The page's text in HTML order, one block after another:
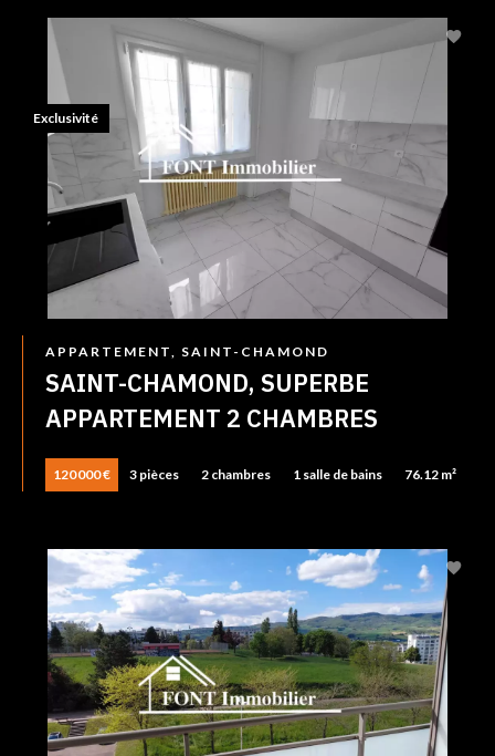
APPARTEMENT, SAINT-CHAMOND
SAINT-CHAMOND, SUPERBE
APPARTEMENT 2 CHAMBRES
120 000 € 3 pièces 2 chambres 1 salle de bains 76.12 m²
Exclusivité